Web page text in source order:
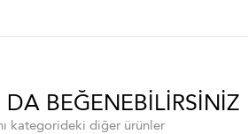
DA BEĞENEBILIRSINIZ
kategorideki diğer ürünler